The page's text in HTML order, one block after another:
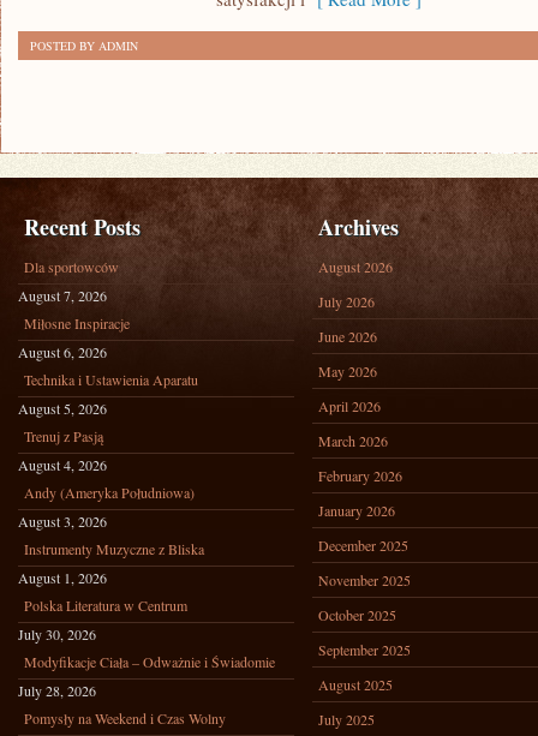
DAMY.
Z
NIELICZNYCH
ZAWODÓW
POSTED BY ADMIN
Recent Posts
Dla sportowców
August 7, 2026
Miłosne Inspiracje
August 6, 2026
Technika i Ustawienia Aparatu
August 5, 2026
Trenuj z Pasją
August 4, 2026
Andy (Ameryka Południowa)
August 3, 2026
Instrumenty Muzyczne z Bliska
August 1, 2026
Polska Literatura w Centrum
July 30, 2026
Modyfikacje Ciała – Odważnie i Świadomie
July 28, 2026
Pomysły na Weekend i Czas Wolny
Archives
August 2026
July 2026
June 2026
May 2026
April 2026
March 2026
February 2026
January 2026
December 2025
November 2025
October 2025
September 2025
August 2025
July 2025